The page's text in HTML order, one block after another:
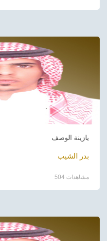
يازينة الوصف
بدر الشيب
504 مشاهدات